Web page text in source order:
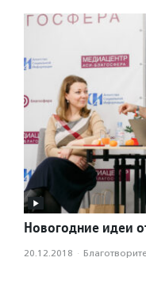
Новогодние идеи
20.12.2018 ·